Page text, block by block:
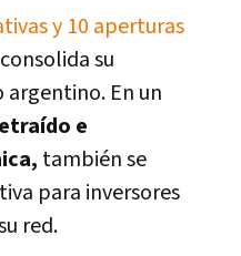
y 10 aperturas
su
argentino. En un
e
también se
para inversores
red.